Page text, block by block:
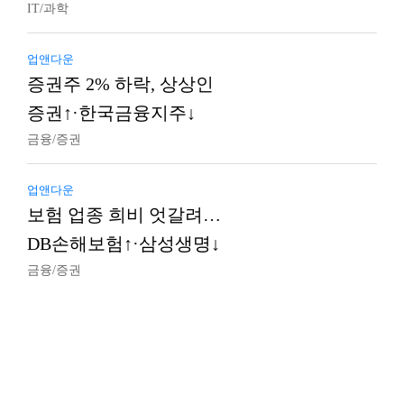
IT/과학
업앤다운
증권주 2% 하락, 상상인
증권↑·한국금융지주↓
금융/증권
업앤다운
보험 업종 희비 엇갈려…
DB손해보험↑·삼성생명↓
금융/증권